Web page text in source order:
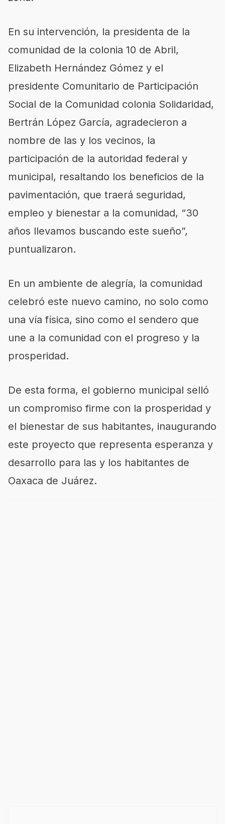
En su intervención, la presidenta de la
comunidad de la colonia 10 de Abril,
Elizabeth Hernández Gómez y el
presidente Comunitario de Participación
Social de la Comunidad colonia Solidaridad,
Bertrán López García, agradecieron a
nombre de las y los vecinos, la
participación de la autoridad federal y
municipal, resaltando los beneficios de la
pavimentación, que traerá seguridad,
empleo y bienestar a la comunidad, “30
años llevamos buscando este sueño”,
puntualizaron.
En un ambiente de alegría, la comunidad
celebró este nuevo camino, no solo como
una vía física, sino como el sendero que
une a la comunidad con el progreso y la
prosperidad.
De esta forma, el gobierno municipal selló
un compromiso firme con la prosperidad y
el bienestar de sus habitantes, inaugurando
este proyecto que representa esperanza y
desarrollo para las y los habitantes de
Oaxaca de Juárez.